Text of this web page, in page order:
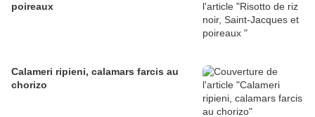
poireaux
Calameri ripieni, calamars farcis au
chorizo